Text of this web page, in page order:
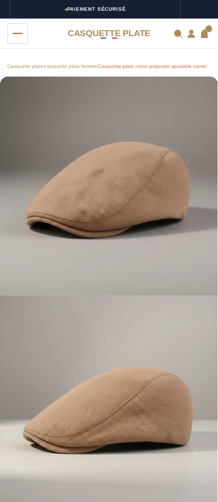
PAIEMENT SÉCURISÉ
CASQUETTE PLATE
Casquette plate›casquette plate femme›Casquette plate coton polyester ajustable camel